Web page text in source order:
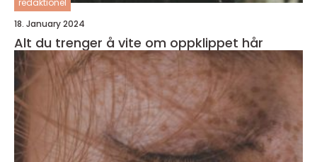
redaktionel
18. January 2024
Alt du trenger å vite om oppklippet hår